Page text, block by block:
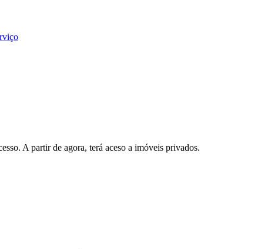
A partir de agora, terá aceso a imóveis privados.